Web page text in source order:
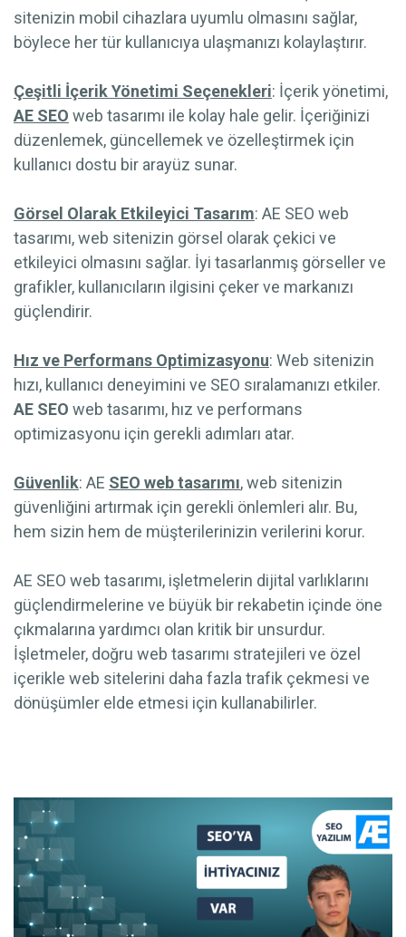
sitenizin mobil cihazlara uyumlu olmasını sağlar,
böylece her tür kullanıcıya ulaşmanızı kolaylaştırır.
Çeşitli İçerik Yönetimi Seçenekleri: İçerik yönetimi,
AE SEO web tasarımı ile kolay hale gelir. İçeriğinizi
düzenlemek, güncellemek ve özelleştirmek için
kullanıcı dostu bir arayüz sunar.
Görsel Olarak Etkileyici Tasarım: AE SEO web
tasarımı, web sitenizin görsel olarak çekici ve
etkileyici olmasını sağlar. İyi tasarlanmış görseller ve
grafikler, kullanıcıların ilgisini çeker ve markanızı
güçlendirir.
Hız ve Performans Optimizasyonu: Web sitenizin
hızı, kullanıcı deneyimini ve SEO sıralamanızı etkiler.
AE SEO web tasarımı, hız ve performans
optimizasyonu için gerekli adımları atar.
Güvenlik: AE SEO web tasarımı, web sitenizin
güvenliğini artırmak için gerekli önlemleri alır. Bu,
hem sizin hem de müşterilerinizin verilerini korur.
AE SEO web tasarımı, işletmelerin dijital varlıklarını
güçlendirmelerine ve büyük bir rekabetin içinde öne
çıkmalarına yardımcı olan kritik bir unsurdur.
İşletmeler, doğru web tasarımı stratejileri ve özel
içerikle web sitelerini daha fazla trafik çekmesi ve
dönüşümler elde etmesi için kullanabilirler.